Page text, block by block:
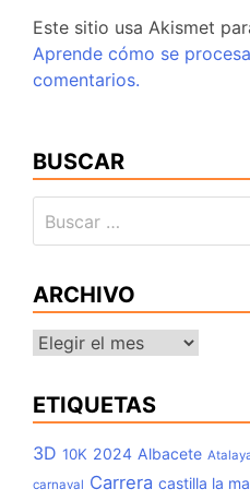
Este sitio usa Akismet
Aprende cómo se
comentarios.
BUSCAR
ARCHIVO
Archivo
ETIQUETAS
3D 10K 2024 Albacete
carnaval Carrera castilla la